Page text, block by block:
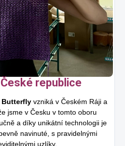
republice
Butterfly vzniká v Českém Ráji a
jsme v Česku v tomto oboru
a díky unikátní technologii je
navinuté, s pravidelnými
uzlíky.